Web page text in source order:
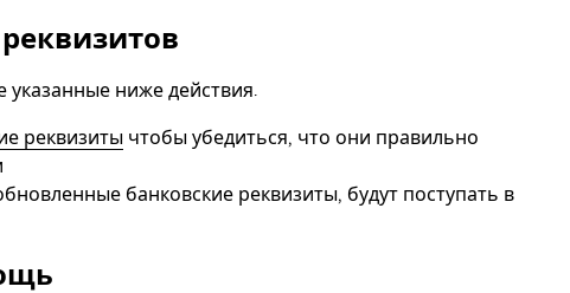
указанные ниже действия.
реквизиты чтобы убедиться, что они правильно
банковские реквизиты, будут поступать в